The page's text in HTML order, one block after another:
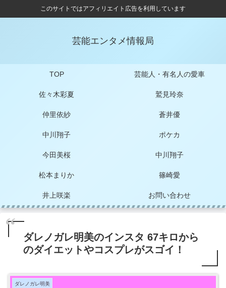
このサイトではアフィリエイト広告を利用しています
芸能エンタメ情報局
TOP 芸能人・有名人の愛車
佐々木彩夏 鷲見玲奈
仲里依紗 蒼井優
中川翔子 ポケカ
今田美桜 中川翔子
松本まりか 篠崎愛
井上咲楽 お問い合わせ
ダレノガレ明美のインスタ 67キロから
のダイエットやコスプレがスゴイ！
ダレノガレ明美